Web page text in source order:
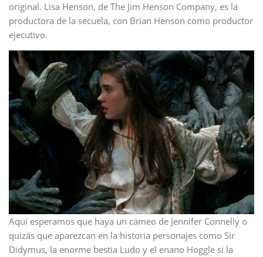
original. Lisa Henson, de The Jim Henson Company, es la
productora de la secuela, con Brian Henson como productor
ejecutivo.
Aquí esperamos que haya un cameo de Jennifer Connelly o
quizás que aparezcan en la historia personajes como Sir
Didymus, la enorme bestia Ludo y el enano Hoggle si la